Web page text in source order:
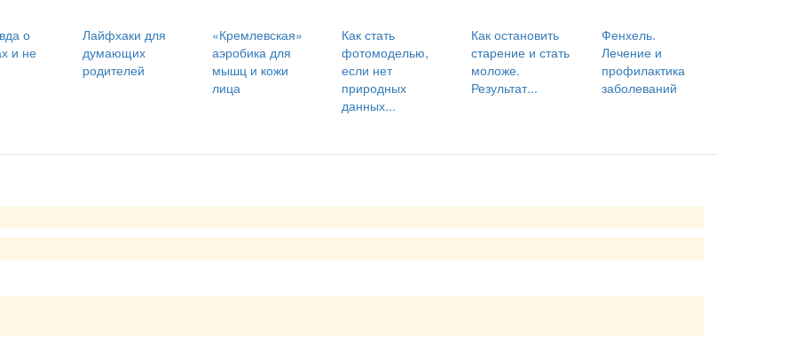
о
и не
Лайфхаки для
думающих
родителей
«Кремлевская»
аэробика для
мышц и кожи
лица
Как стать
фотомоделью,
если нет
природных
данных...
Как остановить
старение и стать
моложе.
Результат...
Фенхель.
Лечение и
профилактика
заболеваний